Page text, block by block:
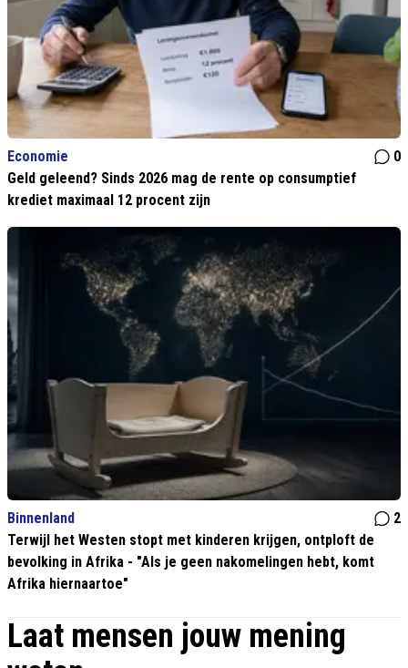
Economie
0
Geld geleend? Sinds 2026 mag de rente op consumptief
krediet maximaal 12 procent zijn
Binnenland
2
Terwijl het Westen stopt met kinderen krijgen, ontploft de
bevolking in Afrika - "Als je geen nakomelingen hebt, komt
Afrika hiernaartoe"
Laat mensen jouw mening